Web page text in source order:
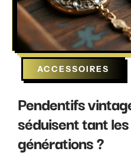
ACCESSOIRES
Pendentifs
séduisent tant
générations ?